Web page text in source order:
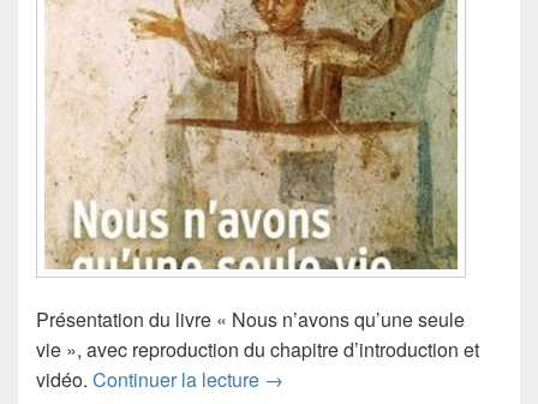
Présentation du livre « Nous n’avons qu’une seule
vie », avec reproduction du chapitre d’introduction et
vidéo. Continuer la lecture Nous n’avons qu’une seule vie
→